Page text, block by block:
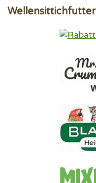
Wellensittichfutter